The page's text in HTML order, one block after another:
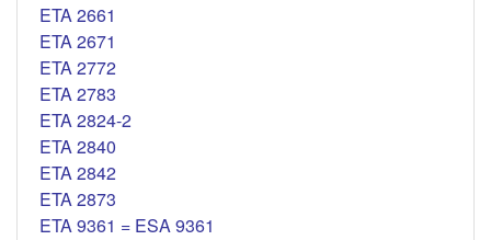
ETA 2661
ETA 2671
ETA 2772
ETA 2783
ETA 2824-2
ETA 2840
ETA 2842
ETA 2873
ETA 9361 = ESA 9361